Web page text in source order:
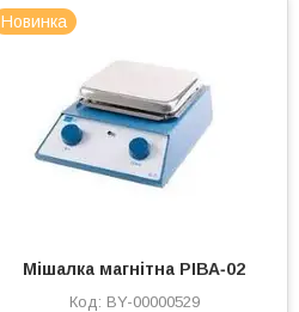
Новинка
Мішалка магнітна РІВА‐02
BY-00000529